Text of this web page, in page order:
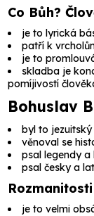
Co Bůh?
je to lyrická
patří k
je to
skladba je
pomíjivostí
Bohuslav
byl to jezuitský
věnoval se
psal legendy a
psal česky a
je to velmi